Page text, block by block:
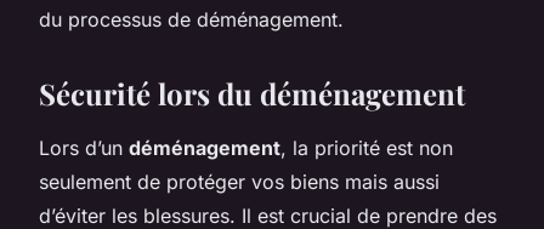
du processus de déménagement.
Sécurité lors du déménagement
Lors d’un déménagement, la priorité est non
seulement de protéger vos biens mais aussi
d’éviter les blessures. Il est crucial de prendre des